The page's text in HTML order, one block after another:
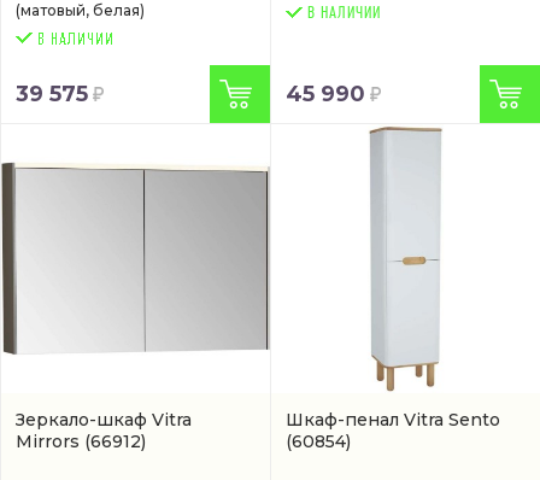
(матовый, белая)
39 575
В НАЛИЧИИ
45 990
Зеркало-шкаф Vitra
Mirrors (66912)
Шкаф-пенал Vitra Sento
(60854)